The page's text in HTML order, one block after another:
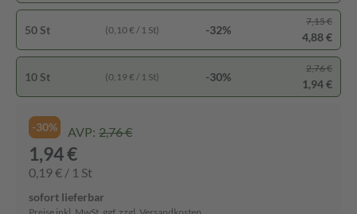
50 St (0,10 € / 1 St) -32%
7,15 €
4,88 €
10 St (0,19 € / 1 St) -30%
2,76 €
1,94 €
-30% AVP: 2,76 €
1,94 €
0,19 € / 1 St
sofort lieferbar